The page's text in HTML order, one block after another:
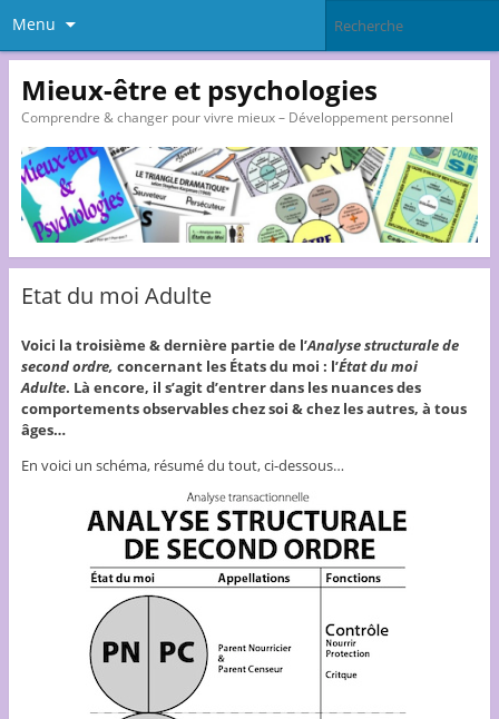
Menu
Mieux-être et psychologies
Comprendre & changer pour vivre mieux – Développement personnel
Etat du moi Adulte
Voici la troisième & dernière partie de l’Analyse structurale de
second ordre, concernant les États du moi : l’État du moi
Adulte. Là encore, il s’agit d’entrer dans les nuances des
comportements observables chez soi & chez les autres, à tous
âges…
En voici un schéma, résumé du tout, ci-dessous…